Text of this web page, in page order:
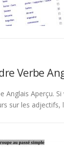
Verbe
Anglais Aperçu.
sur les